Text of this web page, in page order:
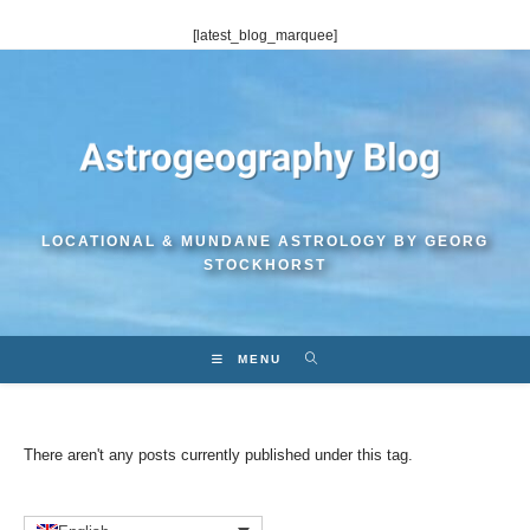
[latest_blog_marquee]
LOCATIONAL & MUNDANE ASTROLOGY BY GEORG
STOCKHORST
MENU
There aren't any posts currently published under this tag.